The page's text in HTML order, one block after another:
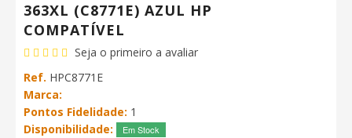
363XL (C8771E) AZUL HP
COMPATÍVEL
Seja o primeiro a avaliar
Ref. HPC8771E
Marca:
Pontos Fidelidade: 1
Disponibilidade:
Em Stock